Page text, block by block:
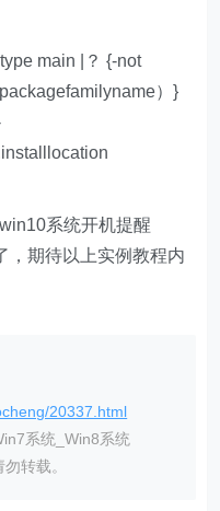
main |？ {-not
）}
系统开机提醒
，期待以上实例教程内
20337.html
系统_Win8系统
转载。